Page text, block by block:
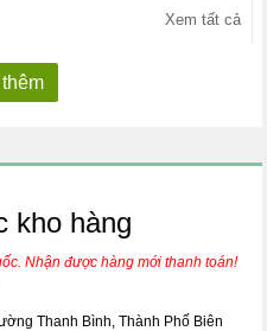
Xem tất cả
kho hàng
Nhận được hàng mới thanh toán!
Thanh Bình, Thành Phố Biên